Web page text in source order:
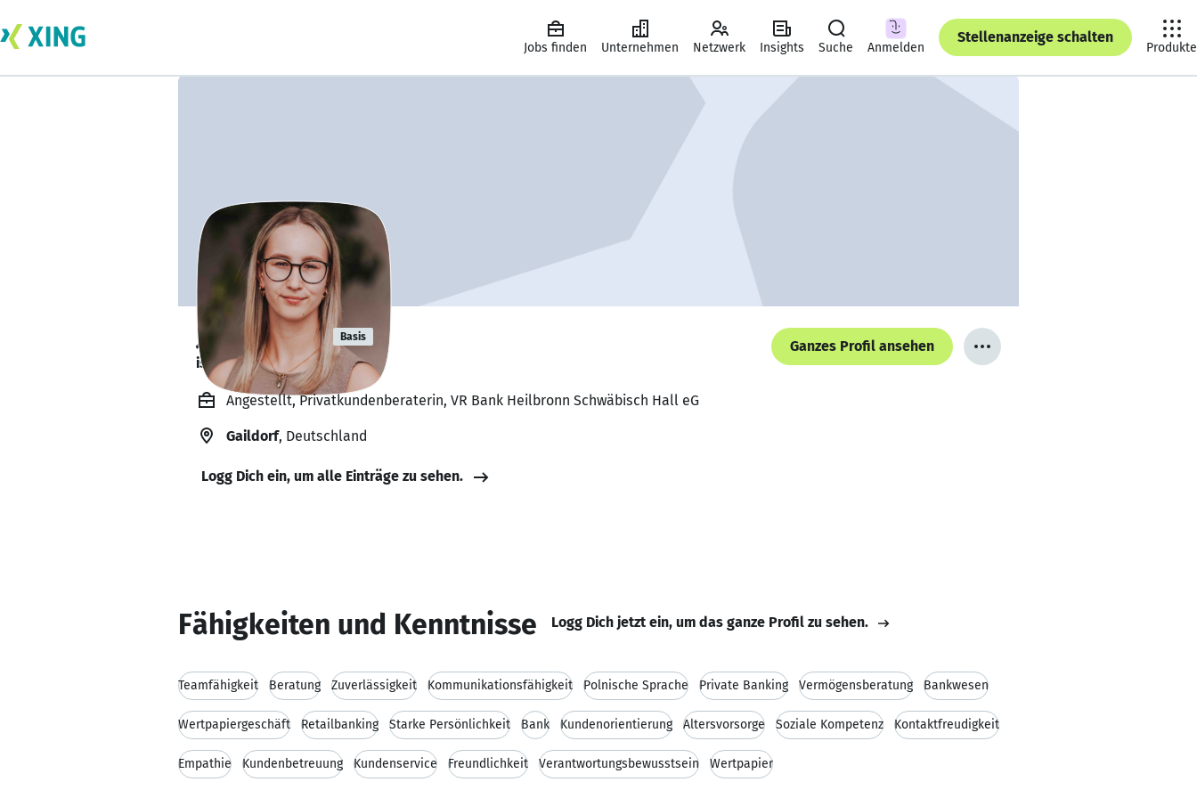
Jobs finden Unternehmen Netzwerk Insights Suche Anmelden
Stellenanzeige schalten
Produkte
Julia Dolata Basis
ist offen für Projekte. 🔎
Ganzes Profil ansehen
Angestellt, Privatkundenberaterin, VR Bank Heilbronn Schwäbisch Hall eG
Gaildorf, Deutschland
Logg Dich ein, um alle Einträge zu sehen.
Fähigkeiten und Kenntnisse Logg Dich jetzt ein, um das ganze Profil zu sehen.
Teamfähigkeit Beratung Zuverlässigkeit Kommunikationsfähigkeit Polnische Sprache Private Banking Vermögensberatung Bankwesen
Wertpapiergeschäft Retailbanking Starke Persönlichkeit Bank Kundenorientierung Altersvorsorge Soziale Kompetenz Kontaktfreudigkeit
Empathie Kundenbetreuung Kundenservice Freundlichkeit Verantwortungsbewusstsein Wertpapier